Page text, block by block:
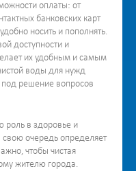
оплаты: от
банковских карт
носить и пополнять.
доступности и
их удобным и самым
воды для нужд
под решение вопросов
в здоровье и
свою очередь определяет
чтобы чистая
жителю города.